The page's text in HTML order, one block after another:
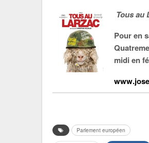
Tous au
Pour en
midi en
Parlement européen